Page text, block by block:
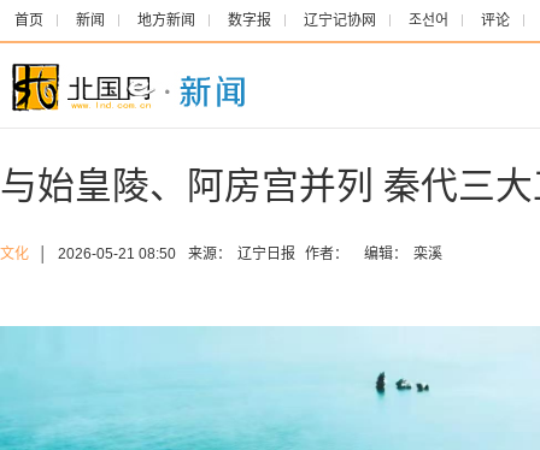
首页 新闻 地方新闻 数字报 辽宁记协网 조선어 评论
与始皇陵、阿房宫并列 秦代三
文化 2026-05-21 08:50 来源： 辽宁日报 作者： 编辑： 栾溪